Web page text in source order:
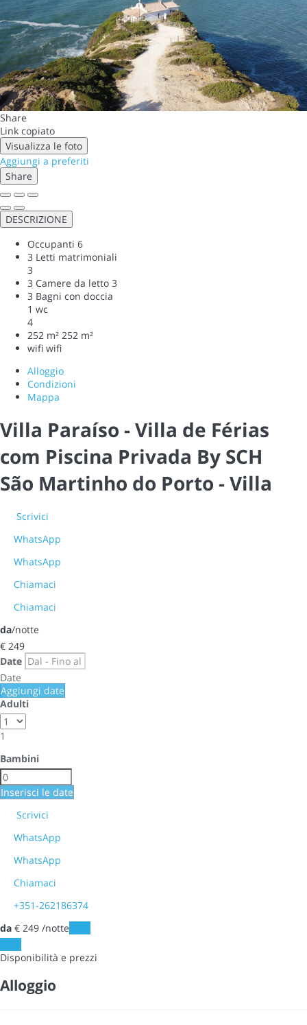
Share
Link copiato
Visualizza le foto
Aggiungi a preferiti
Share
DESCRIZIONE
Occupanti 6
3 Letti matrimoniali
3
3 Camere da letto 3
3 Bagni con doccia
1 wc
4
252 m² 252 m²
wifi wifi
Alloggio
Condizioni
Mappa
Villa Paraíso - Villa de Férias
com Piscina Privada By SCH
São Martinho do Porto -Villa
Scrivici
WhatsApp
WhatsApp
Chiamaci
Chiamaci
da/notte
€ 249
Date
Date
Aggiungi date
Adulti
1
Bambini
Inserisci le date
Scrivici
WhatsApp
WhatsApp
Chiamaci
+351-262186374
da € 249 /notte
Disponibilità e prezzi
Alloggio